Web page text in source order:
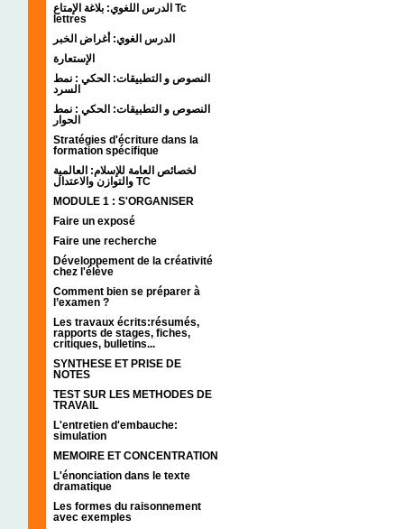
الدرس اللغوي: بلاغة الإمتاع Tc
lettres
الدرس الغوي: أغراض الخبر
الإستعارة
النصوص و التطبيقات: الحكي : نمط
السرد
النصوص و التطبيقات: الحكي : نمط
الحوار
Stratégies d'écriture dans la
formation spécifique
لخصائص العامة للإسلام: العالمية
والتوازن والاعتدال TC
MODULE 1 : S'ORGANISER
Faire un exposé
Faire une recherche
Développement de la créativité
chez l'élève
Comment bien se préparer à
l’examen ?
Les travaux écrits:résumés,
rapports de stages, fiches,
critiques, bulletins...
SYNTHESE ET PRISE DE
NOTES
TEST SUR LES METHODES DE
TRAVAIL
L'entretien d'embauche:
simulation
MEMOIRE ET CONCENTRATION
L'énonciation dans le texte
dramatique
Les formes du raisonnement
avec exemples